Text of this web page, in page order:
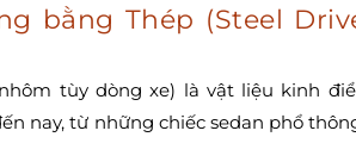
bằng Thép (Steel
tùy dòng xe) là vật liệu kinh
nay, từ những chiếc sedan phổ